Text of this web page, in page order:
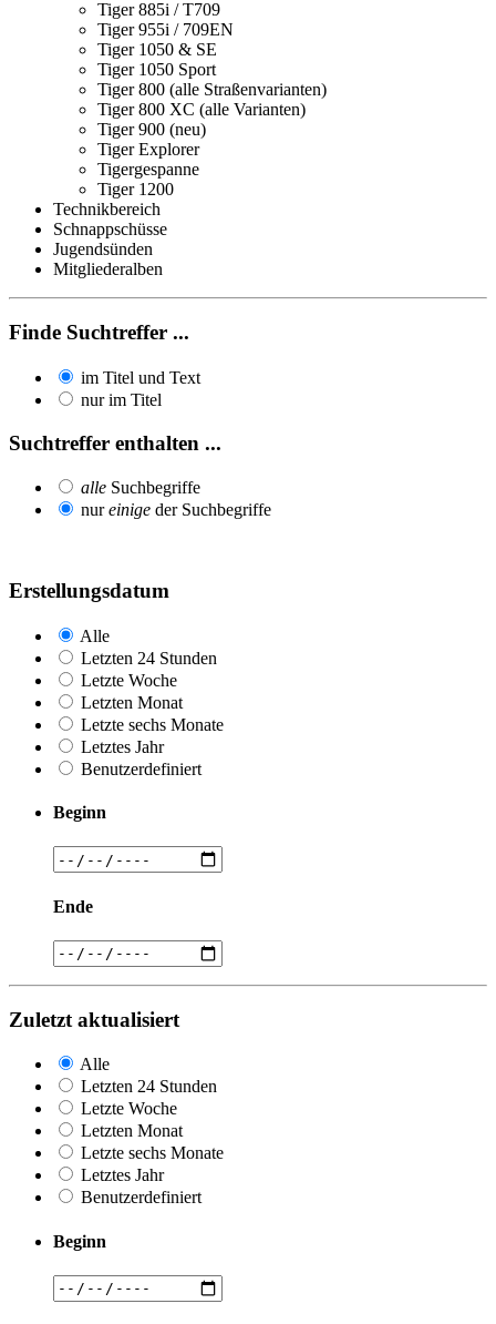
Tiger 885i / T709
Tiger 955i / 709EN
Tiger 1050 & SE
Tiger 1050 Sport
Tiger 800 (alle Straßenvarianten)
Tiger 800 XC (alle Varianten)
Tiger 900 (neu)
Tiger Explorer
Tigergespanne
Tiger 1200
Technikbereich
Schnappschüsse
Jugendsünden
Mitgliederalben
Finde Suchtreffer ...
im Titel und Text
nur im Titel
Suchtreffer enthalten ...
alle Suchbegriffe
nureinige der Suchbegriffe
Erstellungsdatum
Alle
Letzten 24 Stunden
Letzte Woche
Letzten Monat
Letzte sechs Monate
Letztes Jahr
Benutzerdefiniert
Beginn
Ende
Zuletzt aktualisiert
Alle
Letzten 24 Stunden
Letzte Woche
Letzten Monat
Letzte sechs Monate
Letztes Jahr
Benutzerdefiniert
Beginn